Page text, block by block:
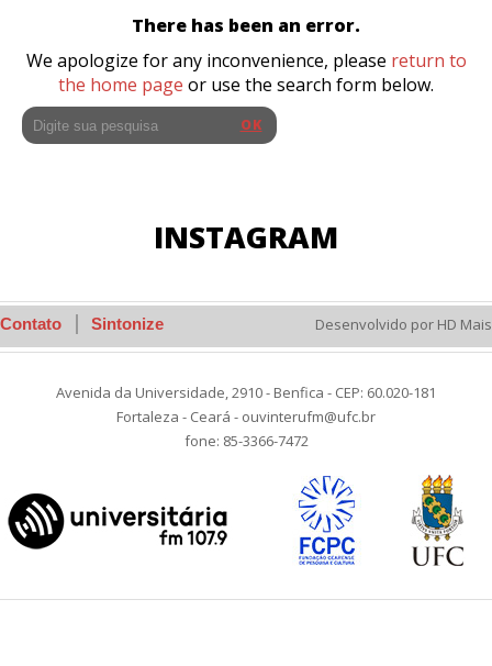
There has been an error.
We apologize for any inconvenience, please return to
the home page or use the search form below.
INSTAGRAM
Contato Sintonize Desenvolvido por HD Mais
Avenida da Universidade, 2910 - Benfica - CEP: 60.020-181
Fortaleza - Ceará - ouvinterufm@ufc.br
fone: 85-3366-7472